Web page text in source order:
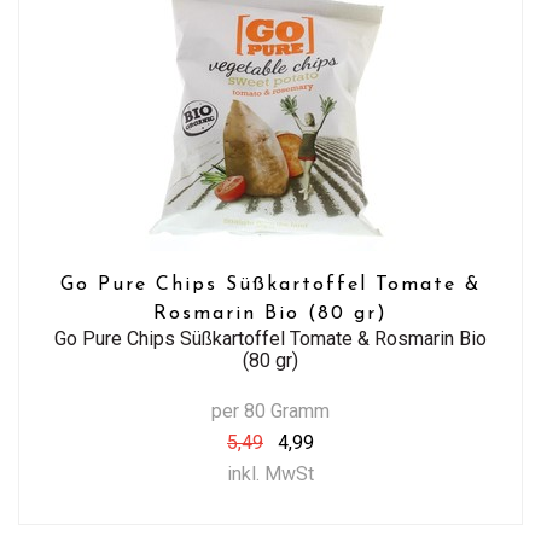
Go Pure Chips Süßkartoffel Tomate &
Rosmarin Bio (80 gr)
Go Pure Chips Süßkartoffel Tomate & Rosmarin Bio
(80 gr)
per 80 Gramm
5,49
4,99
inkl. MwSt